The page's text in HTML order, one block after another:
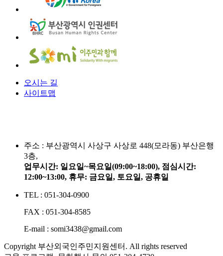
오시는 길
사이트맵
주소 : 부산광역시 사상구 사상로 448(모라동) 부산은행
3층,
업무시간: 일요일~목요일(09:00~18:00), 점심시간:
12:00~13:00, 휴무: 금요일, 토요일, 공휴일
TEL : 051-304-0900
FAX : 051-304-8585
E-mail : somi3438@gmail.com
Copyright 부산외국인주민지원센터. All rights reserved